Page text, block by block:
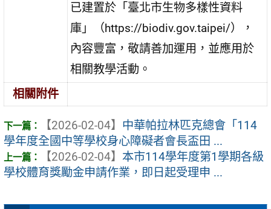
已建置於「臺北市生物多樣性資料
庫」（https://biodiv.gov.taipei/），
內容豐富，敬請善加運用，並應用於
相關教學活動。
相關附件
【2026-02-04】 中華帕拉林匹克總會「114
學年度全國中等學校身心障礙者會長盃田 ...
【2026-02-04】 本市114學年度第1學期各級
學校體育獎勵金申請作業，即日起受理申 ...